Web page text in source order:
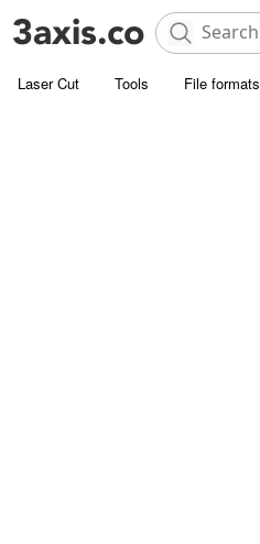
Laser Cut Tools File formats